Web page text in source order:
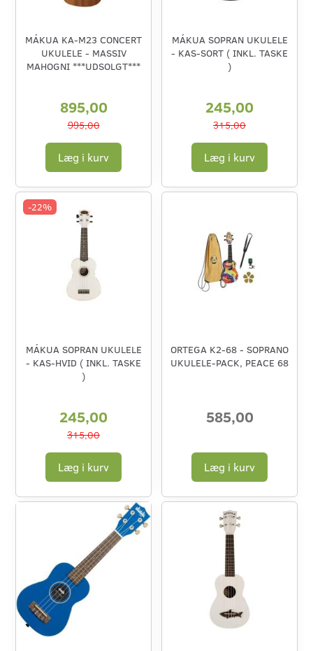
MÁKUA KA-M23 CONCERT
UKULELE - MASSIV
MAHOGNI ***UDSOLGT***
895,00
995,00
Læg i kurv
MÁKUA SOPRAN UKULELE
- KAS-SORT ( INKL. TASKE
)
245,00
315,00
Læg i kurv
-22%
MÁKUA SOPRAN UKULELE
- KAS-HVID ( INKL. TASKE
)
245,00
315,00
Læg i kurv
ORTEGA K2-68 - SOPRANO
UKULELE-PACK, PEACE 68
585,00
Læg i kurv